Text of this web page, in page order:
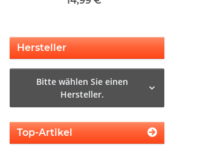
Hersteller
Bitte wählen Sie einen
Hersteller.
Top-Artikel